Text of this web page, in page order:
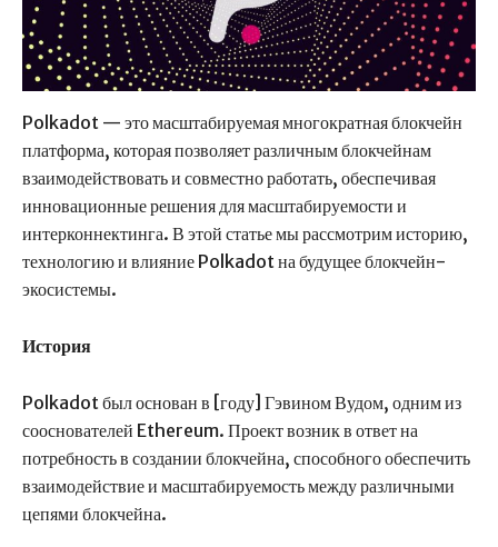
Polkadot — это масштабируемая многократная блокчейн
платформа, которая позволяет различным блокчейнам
взаимодействовать и совместно работать, обеспечивая
инновационные решения для масштабируемости и
интерконнектинга. В этой статье мы рассмотрим историю,
технологию и влияние Polkadot на будущее блокчейн-
экосистемы.
История
Polkadot был основан в [году] Гэвином Вудом, одним из
сооснователей Ethereum. Проект возник в ответ на
потребность в создании блокчейна, способного обеспечить
взаимодействие и масштабируемость между различными
цепями блокчейна.